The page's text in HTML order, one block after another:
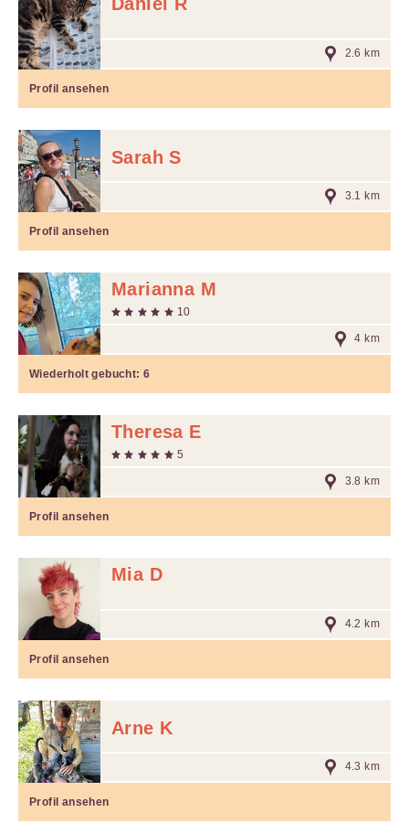
2.6 km
Profil ansehen
Sarah S
3.1 km
Profil ansehen
Marianna M
10
4 km
Wiederholt gebucht:6
Theresa E
5
3.8 km
Profil ansehen
Mia D
4.2 km
Profil ansehen
Arne K
4.3 km
Profil ansehen